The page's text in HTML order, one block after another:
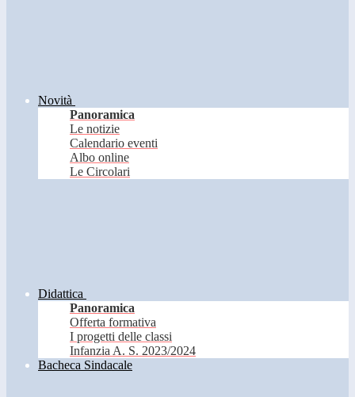
Novità
Panoramica
Le notizie
Calendario eventi
Albo online
Le Circolari
Didattica
Panoramica
Offerta formativa
I progetti delle classi
Infanzia A. S. 2023/2024
Bacheca Sindacale